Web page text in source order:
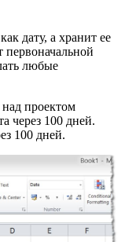
дату, а хранит ее
первоначальной
любые
над проектом
через 100 дней.
100 дней.